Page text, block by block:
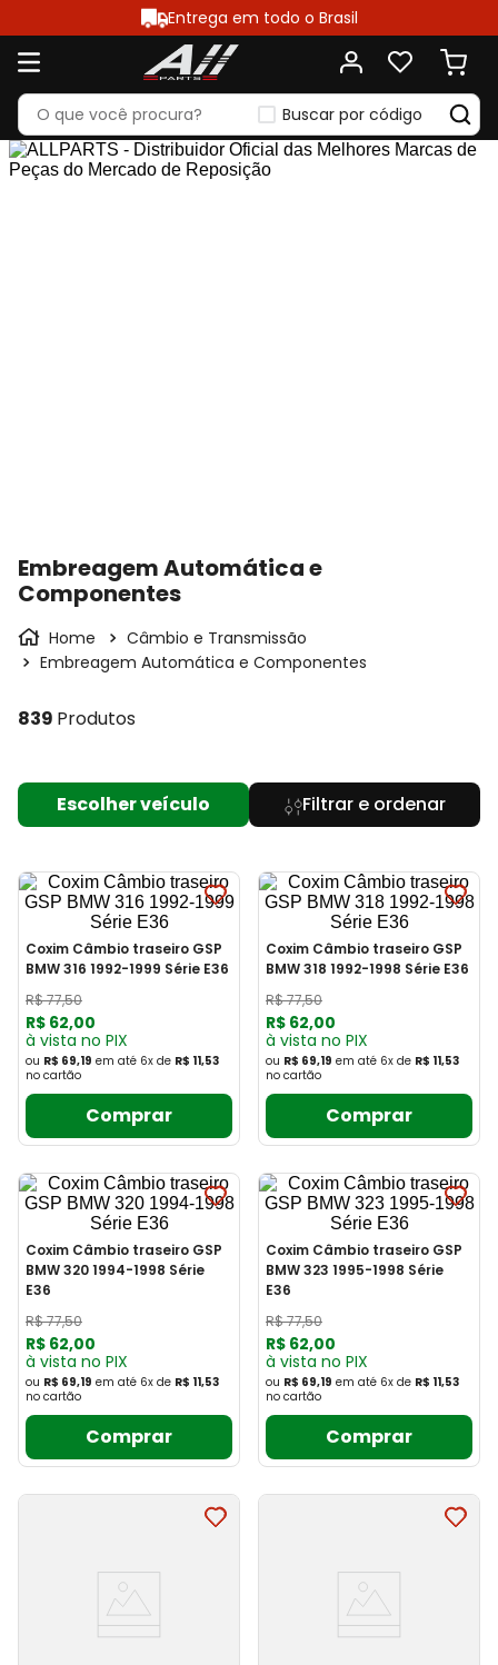
Entrega em todo o Brasil
Buscar por código
Embreagem Automática e
Componentes
Câmbio e Transmissão
Embreagem Automática e Componentes
839 Produtos
Escolher veículo
Coxim Câmbio traseiro GSP
BMW 316 1992-1999 Série E36
R$77,50
R$ 62,00
à vista no PIX
ou R$ 69,19 em até 6x de R$ 11,53
no cartão
Comprar
Coxim Câmbio traseiro GSP
BMW 318 1992-1998 Série E36
R$77,50
R$ 62,00
à vista no PIX
ou R$ 69,19 em até 6x de R$ 11,53
no cartão
Comprar
Coxim Câmbio traseiro GSP
BMW 320 1994-1998 Série
E36
R$77,50
R$ 62,00
à vista no PIX
ou R$ 69,19 em até 6x de R$ 11,53
no cartão
Comprar
Coxim Câmbio traseiro GSP
BMW 323 1995-1998 Série
E36
R$77,50
R$ 62,00
à vista no PIX
ou R$ 69,19 em até 6x de R$ 11,53
no cartão
Comprar